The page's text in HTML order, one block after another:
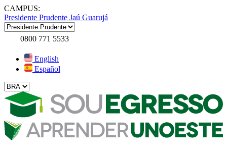
CAMPUS:
Presidente Prudente Jaú Guarujá
0800 771 5533
English
Español